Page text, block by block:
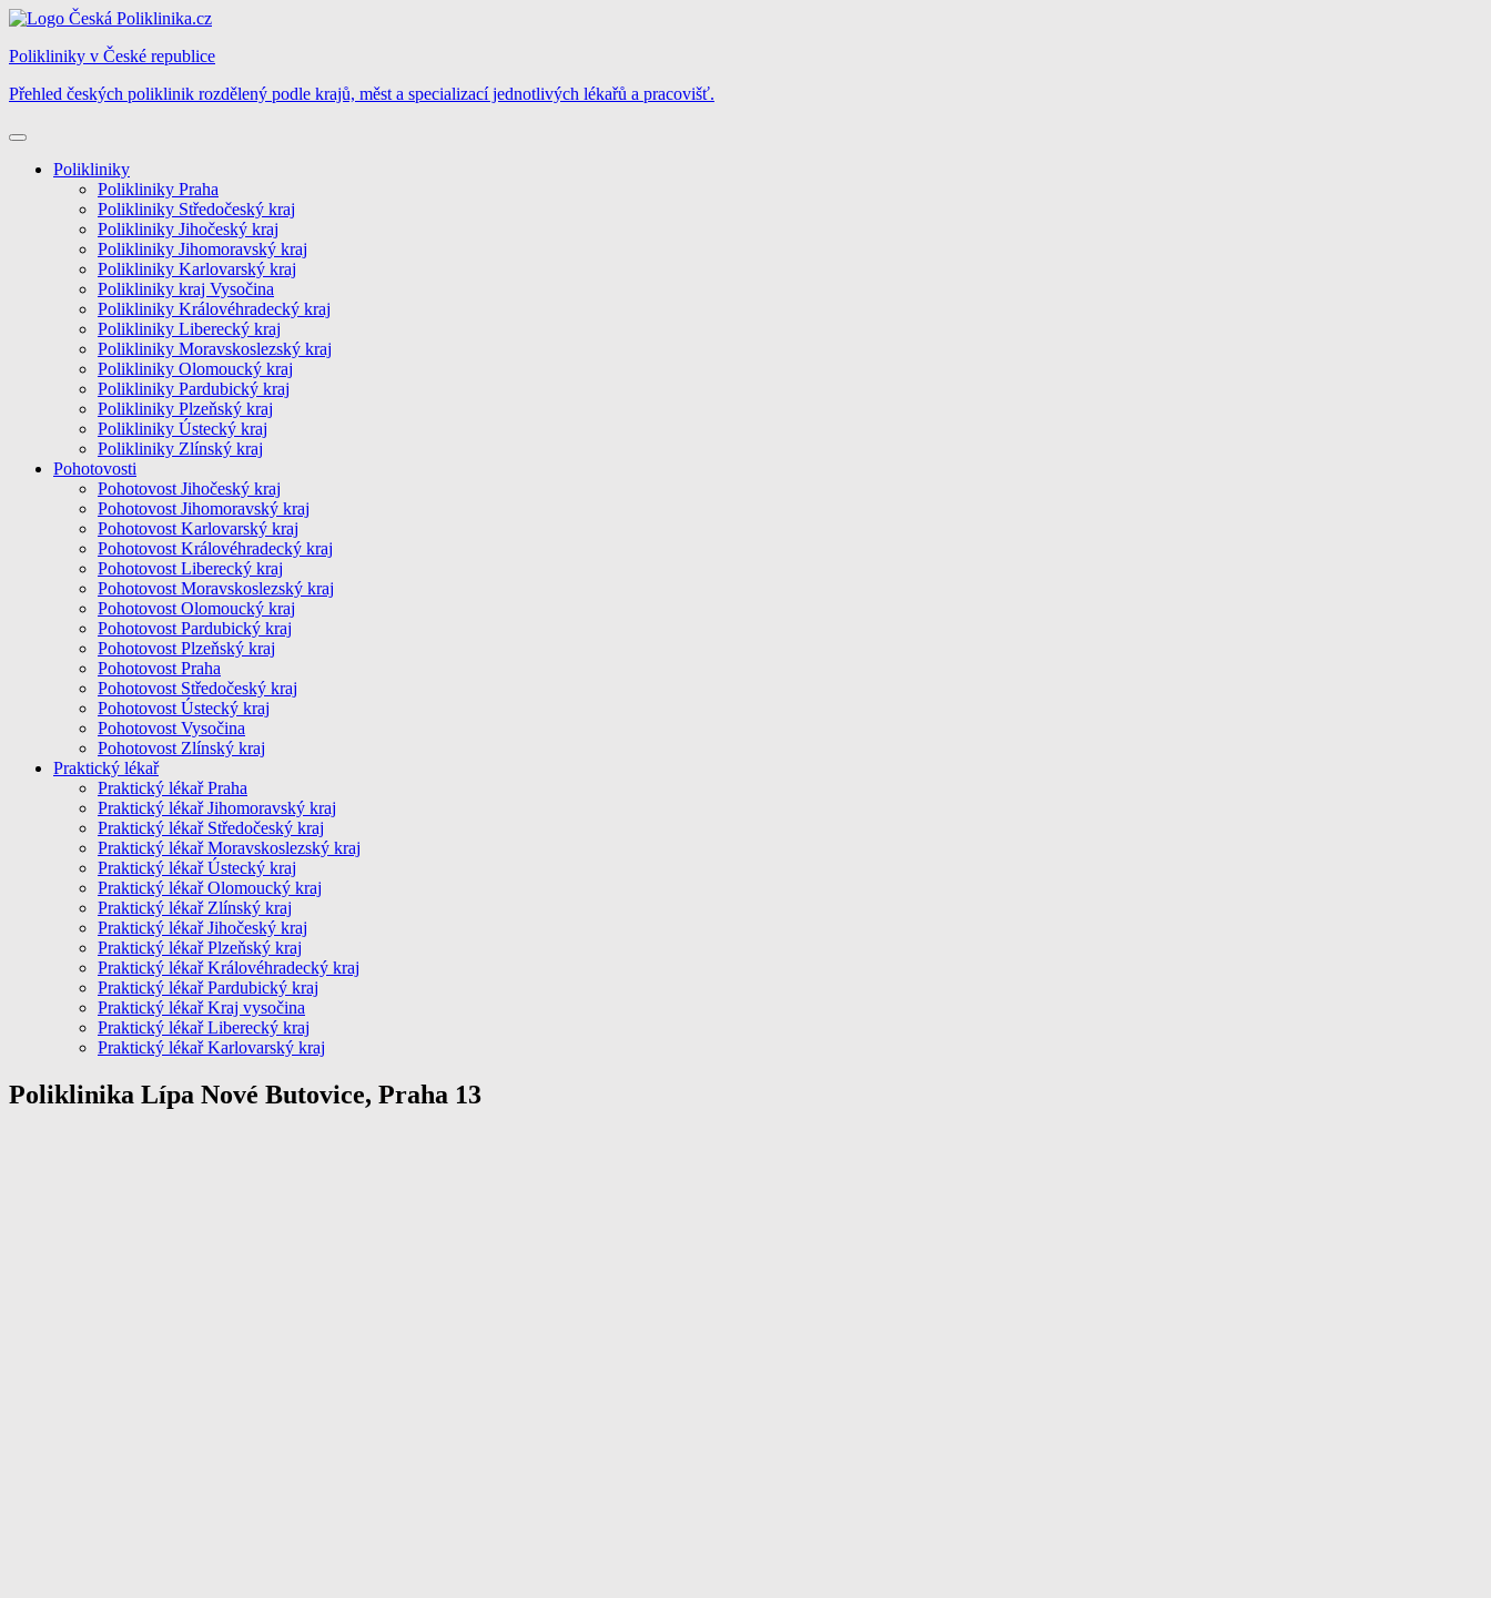
Skip
content
Polikliniky v České republice
Přehled českých poliklinik rozdělený podle krajů, měst a specializací jednotlivých lékařů a pracovišť.
Polikliniky
Polikliniky Praha
Polikliniky Středočeský kraj
Polikliniky Jihočeský kraj
Polikliniky Jihomoravský kraj
Polikliniky Karlovarský kraj
Polikliniky kraj Vysočina
Polikliniky Královéhradecký kraj
Polikliniky Liberecký kraj
Polikliniky Moravskoslezský kraj
Polikliniky Olomoucký kraj
Polikliniky Pardubický kraj
Polikliniky Plzeňský kraj
Polikliniky Ústecký kraj
Polikliniky Zlínský kraj
Pohotovosti
Pohotovost Jihočeský kraj
Pohotovost Jihomoravský kraj
Pohotovost Karlovarský kraj
Pohotovost Královéhradecký kraj
Pohotovost Liberecký kraj
Pohotovost Moravskoslezský kraj
Pohotovost Olomoucký kraj
Pohotovost Pardubický kraj
Pohotovost Plzeňský kraj
Pohotovost Praha
Pohotovost Středočeský kraj
Pohotovost Ústecký kraj
Pohotovost Vysočina
Pohotovost Zlínský kraj
Praktický lékař
Praktický lékař Praha
Praktický lékař Jihomoravský kraj
Praktický lékař Středočeský kraj
Praktický lékař Moravskoslezský kraj
Praktický lékař Ústecký kraj
Praktický lékař Olomoucký kraj
Praktický lékař Zlínský kraj
Praktický lékař Jihočeský kraj
Praktický lékař Plzeňský kraj
Praktický lékař Královéhradecký kraj
Praktický lékař Pardubický kraj
Praktický lékař Kraj vysočina
Praktický lékař Liberecký kraj
Praktický lékař Karlovarský kraj
Poliklinika Lípa Nové Butovice, Praha 13